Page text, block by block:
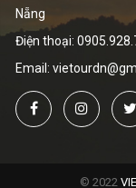
Nẵng
Điện thoại:
Email:
© 2022